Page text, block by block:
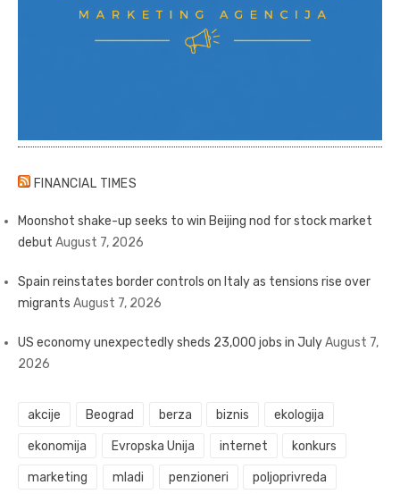
FINANCIAL TIMES
Moonshot shake-up seeks to win Beijing nod for stock market
debut August 7, 2026
Spain reinstates border controls on Italy as tensions rise over
migrants August 7, 2026
US economy unexpectedly sheds 23,000 jobs in JulyAugust 7,
2026
akcije Beograd berza biznis ekologija
ekonomija Evropska Unija internet konkurs
marketing mladi penzioneri poljoprivreda